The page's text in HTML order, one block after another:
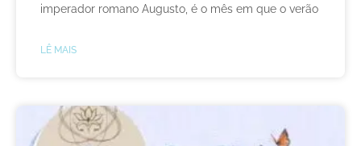
imperador romano Augusto, é o mês em que o verão
LÊ MAIS